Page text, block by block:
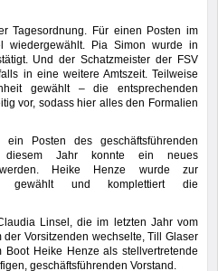
Tagesordnung. Für einen Posten im
wiedergewählt. Pia Simon wurde in
Und der Schatzmeister der FSV
in eine weitere Amtszeit. Teilweise
gewählt – die entsprechenden
vor, sodass hier alles den Formalien
Posten des geschäftsführenden
Jahr konnte ein neues
werden. Heike Henze wurde zur
gewählt und komplettiert die
Linsel, die im letzten Jahr vom
Vorsitzenden wechselte, Till Glaser
Heike Henze als stellvertretende
geschäftsführenden Vorstand.